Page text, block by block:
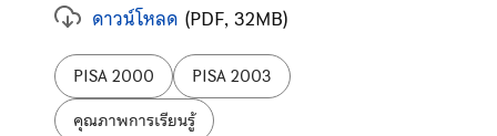
ดาวน์โหลด (PDF, 32MB)
ป้ายกำกับ:
PISA 2000
PISA 2003
คุณภาพการเรียนรู้